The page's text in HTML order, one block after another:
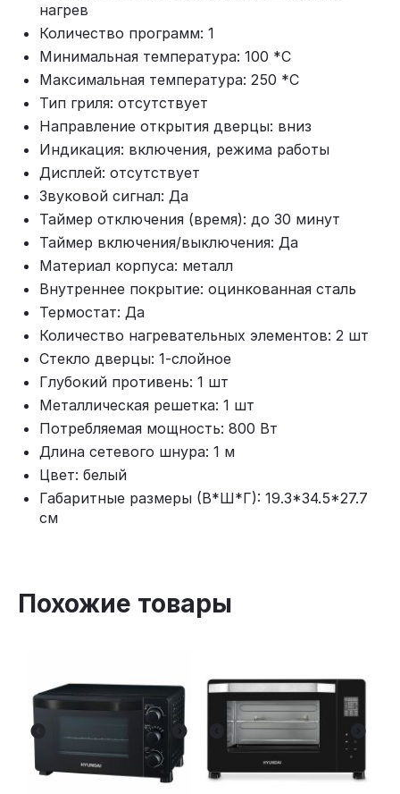
нагрев
Количество программ: 1
Минимальная температура: 100 *С
Максимальная температура: 250 *С
Тип гриля: отсутствует
Направление открытия дверцы: вниз
Индикация: включения, режима работы
Дисплей: отсутствует
Звуковой сигнал: Да
Таймер отключения (время): до 30 минут
Таймер включения/выключения: Да
Материал корпуса: металл
Внутреннее покрытие: оцинкованная сталь
Термостат: Да
Количество нагревательных элементов: 2 шт
Стекло дверцы: 1-слойное
Глубокий противень: 1 шт
Металлическая решетка: 1 шт
Потребляемая мощность: 800 Вт
Длина сетевого шнура: 1 м
Цвет: белый
Габаритные размеры (В*Ш*Г): 19.3*34.5*27.7
см
Похожие товары